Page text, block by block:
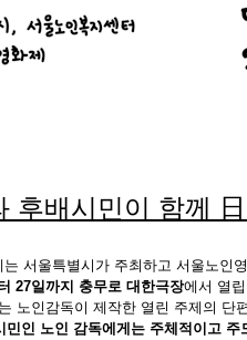
후배시민이 함께
서울특별시가 주최하고 서울노인
27일까지 충무로 대한극장에서 열
노인감독이 제작한 열린 주제의
민인 노인 감독에게는 주체적이고